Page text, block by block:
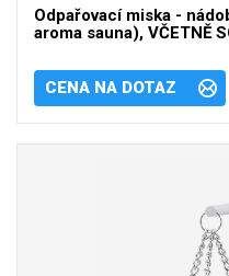
Odpařovací miska -
aroma sauna), VČETNĚ
CENA NA DOTAZ